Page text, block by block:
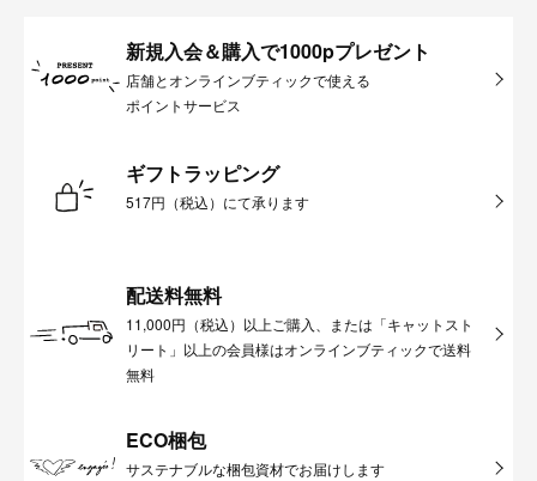
新規入会＆購入で1000pプレゼント
店舗とオンラインブティックで使える
ポイントサービス
ギフトラッピング
517円（税込）にて承ります
配送料無料
11,000円（税込）以上ご購入、または「キャットスト
リート」以上の会員様はオンラインブティックで送料
無料
ECO梱包
サステナブルな梱包資材でお届けします